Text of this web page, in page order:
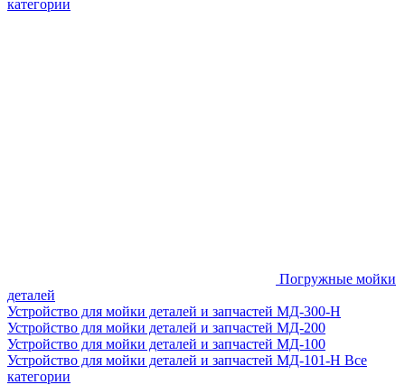
категории
Погружные мойки
деталей
Устройство для мойки деталей и запчастей МД-300-H
Устройство для мойки деталей и запчастей МД-200
Устройство для мойки деталей и запчастей МД-100
Устройство для мойки деталей и запчастей МД-101-Н Все
категории